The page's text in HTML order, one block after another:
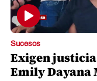
Sucesos
Exigen
Emily Dayana